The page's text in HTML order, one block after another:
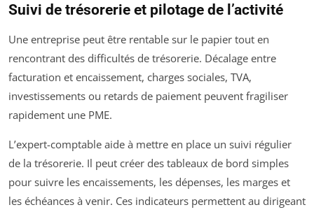
Suivi de trésorerie et pilotage de l’activité
Une entreprise peut être rentable sur le papier tout en
rencontrant des difficultés de trésorerie. Décalage entre
facturation et encaissement, charges sociales, TVA,
investissements ou retards de paiement peuvent fragiliser
rapidement une PME.
L’expert-comptable aide à mettre en place un suivi régulier
de la trésorerie. Il peut créer des tableaux de bord simples
pour suivre les encaissements, les dépenses, les marges et
les échéances à venir. Ces indicateurs permettent au dirigeant